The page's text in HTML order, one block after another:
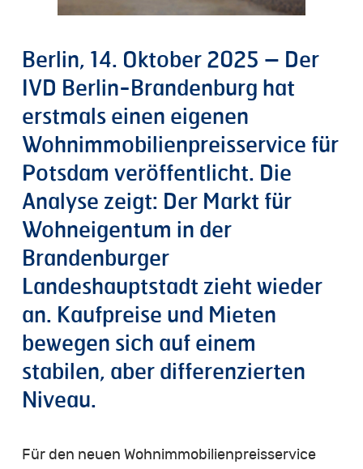
Berlin, 14. Oktober 2025 – Der
IVD Berlin-Brandenburg hat
erstmals einen eigenen
Wohnimmobilienpreisservice für
Potsdam veröffentlicht. Die
Analyse zeigt: Der Markt für
Wohneigentum in der
Brandenburger
Landeshauptstadt zieht wieder
an. Kaufpreise und Mieten
bewegen sich auf einem
stabilen, aber differenzierten
Niveau.
Für den neuen Wohnimmobilienpreisservice